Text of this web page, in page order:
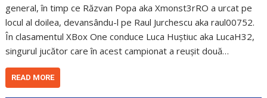
general, în timp ce Răzvan Popa aka Xmonst3rRO a urcat pe
locul al doilea, devansându-l pe Raul Jurchescu aka raul00752.
În clasamentul XBox One conduce Luca Huștiuc aka LucaH32,
singurul jucător care în acest campionat a reușit două…
READ MORE